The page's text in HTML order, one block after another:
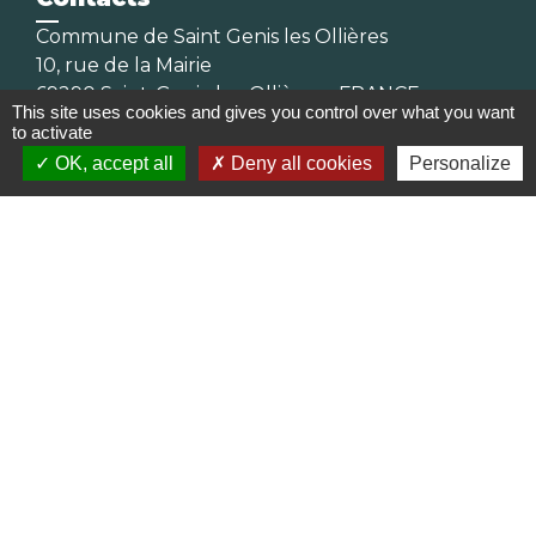
Commune de Saint Genis les Ollières
10, rue de la Mairie
69290 Saint-Genis-les-Ollières - FRANCE
+33 4 78 57 05 55
Contact par formulaire
This site uses cookies and gives you control over what you want
to activate
OK, accept all
Deny all cookies Personalize